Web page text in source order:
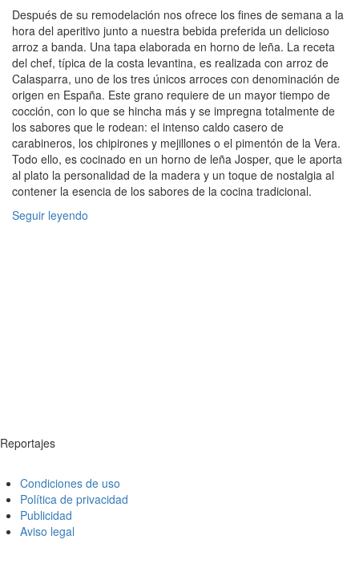
Después de su remodelación nos ofrece los fines de semana a la
hora del aperitivo junto a nuestra bebida preferida un delicioso
arroz a banda. Una tapa elaborada en horno de leña. La receta
del chef, típica de la costa levantina, es realizada con arroz de
Calasparra, uno de los tres únicos arroces con denominación de
origen en España. Este grano requiere de un mayor tiempo de
cocción, con lo que se hincha más y se impregna totalmente de
los sabores que le rodean: el intenso caldo casero de
carabineros, los chipirones y mejillones o el pimentón de la Vera.
Todo ello, es cocinado en un horno de leña Josper, que le aporta
al plato la personalidad de la madera y un toque de nostalgia al
contener la esencia de los sabores de la cocina tradicional.
Seguir leyendo
Reportajes
Condiciones de uso
Política de privacidad
Publicidad
Aviso legal